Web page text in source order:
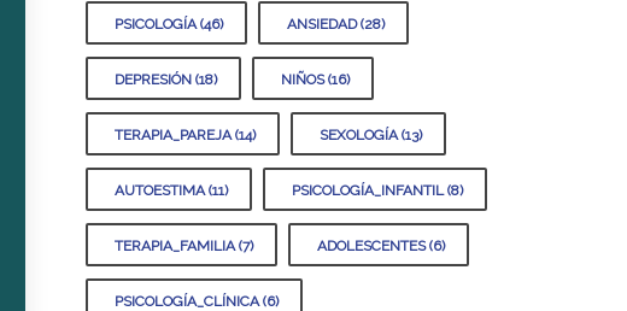
PSICOLOGÍA (46) ANSIEDAD (28)
DEPRESIÓN (18) NIÑOS (16)
TERAPIA_PAREJA (14) SEXOLOGÍA (13)
AUTOESTIMA (11) PSICOLOGÍA_INFANTIL (8)
TERAPIA_FAMILIA (7) ADOLESCENTES (6)
PSICOLOGÍA_CLÍNICA (6)